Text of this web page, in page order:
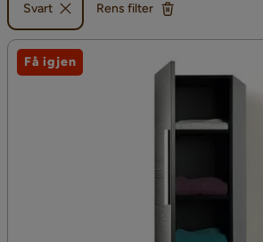
Svart Rens filter
Få igjen